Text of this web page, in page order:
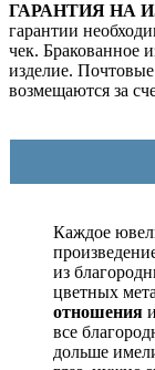
ГАРАНТИЯ НА
гарантии
чек. Бракованное
изделие.
возмещаются за
Каждое
из
цветных
отношения
все
дольше